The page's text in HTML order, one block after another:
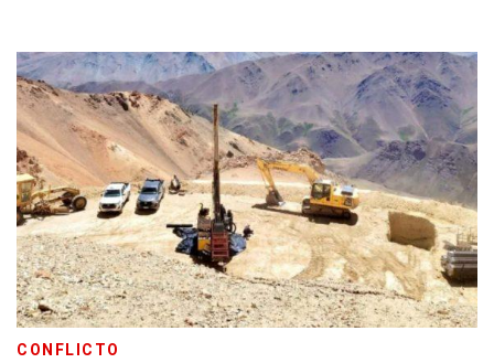
CONFLICTO